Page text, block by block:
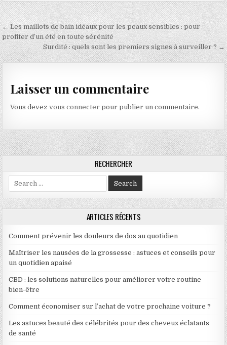
Navigation de l’article
← Les maillots de bain idéaux pour les peaux sensibles : pour
profiter d’un été en toute sérénité
Surdité : quels sont les premiers signes à surveiller ? →
Laisser un commentaire
Vous devezvous connecter pour publier un commentaire.
RECHERCHER
Search for:
ARTICLES RÉCENTS
Comment prévenir les douleurs de dos au quotidien
Maîtriser les nausées de la grossesse : astuces et conseils pour
un quotidien apaisé
CBD : les solutions naturelles pour améliorer votre routine
bien-être
Comment économiser sur l’achat de votre prochaine voiture ?
Les astuces beauté des célébrités pour des cheveux éclatants
de santé